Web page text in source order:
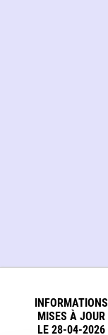
INFORMATIONS
MISES À JOUR
LE 28-04-2026